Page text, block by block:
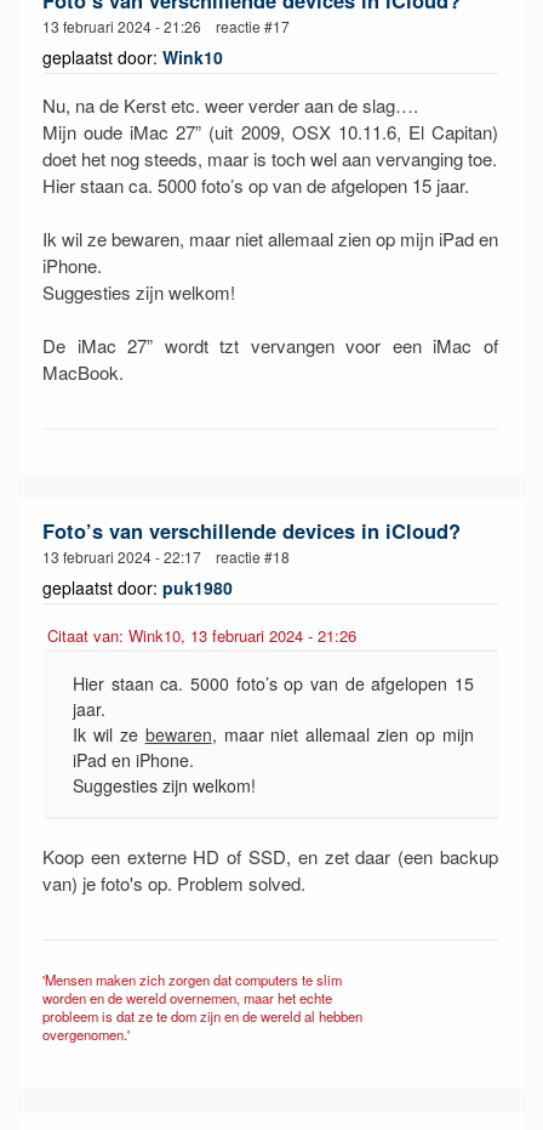
13 februari 2024 - 21:26 reactie #17
geplaatst door: Wink10
Nu, na de Kerst etc. weer verder aan de slag….
Mijn oude iMac 27” (uit 2009, OSX 10.11.6, El Capitan)
doet het nog steeds, maar is toch wel aan vervanging toe.
Hier staan ca. 5000 foto’s op van de afgelopen 15 jaar.
Ik wil ze bewaren, maar niet allemaal zien op mijn iPad en
iPhone.
Suggesties zijn welkom!
De iMac 27” wordt tzt vervangen voor een iMac of
MacBook.
Foto’s van verschillende devices in iCloud?
13 februari 2024 - 22:17 reactie #18
geplaatst door: puk1980
Citaat van: Wink10, 13 februari 2024 - 21:26
Hier staan ca. 5000 foto’s op van de afgelopen 15
jaar.
Ik wil ze bewaren, maar niet allemaal zien op mijn
iPad en iPhone.
Suggesties zijn welkom!
Koop een externe HD of SSD, en zet daar (een backup
van) je foto's op. Problem solved.
'Mensen maken zich zorgen dat computers te slim
worden en de wereld overnemen, maar het echte
probleem is dat ze te dom zijn en de wereld al hebben
overgenomen.'